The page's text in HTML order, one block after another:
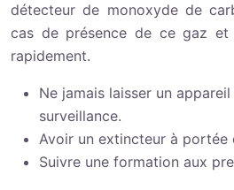
détecteur de monoxyde de
cas de présence de ce gaz et
rapidement.
Ne jamais laisser un
surveillance.
Avoir un extincteur à portée
Suivre une formation aux